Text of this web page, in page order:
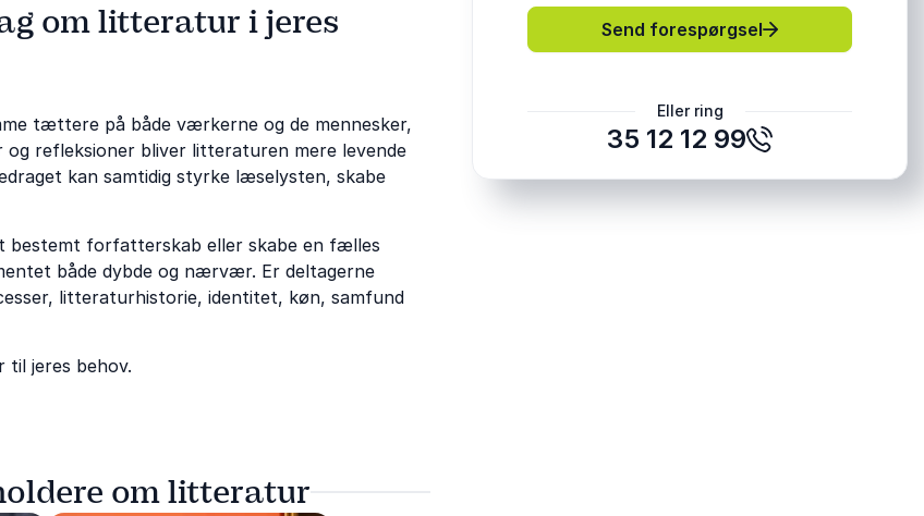
Send forespørgsel
Eller ring
35 12 12 99
om litteratur i jeres
tættere på både værkerne og de mennesker,
refleksioner bliver litteraturen mere levende
kan samtidig styrke læselysten, skabe
bestemt forfatterskab eller skabe en fælles
både dybde og nærvær. Er deltagerne
litteraturhistorie, identitet, køn, samfund
til jeres behov.
om litteratur